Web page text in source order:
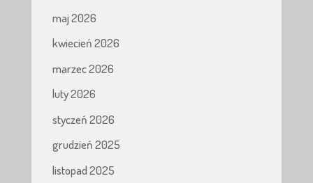
maj 2026
kwiecień 2026
marzec 2026
luty 2026
styczeń 2026
grudzień 2025
listopad 2025